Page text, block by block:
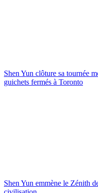
Shen Yun clôture sa tournée
guichets fermés à Toronto
Shen Yun emmène le Zénith